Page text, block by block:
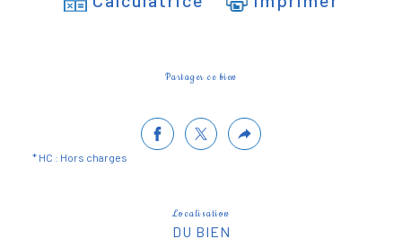
Partager ce bien
* HC : Hors charges
Localisation
DU BIEN